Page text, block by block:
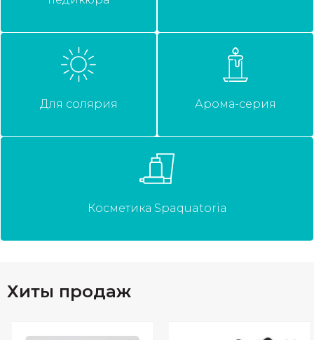
Для солярия Арома-серия
Косметика Spaquatoria
Хиты продаж